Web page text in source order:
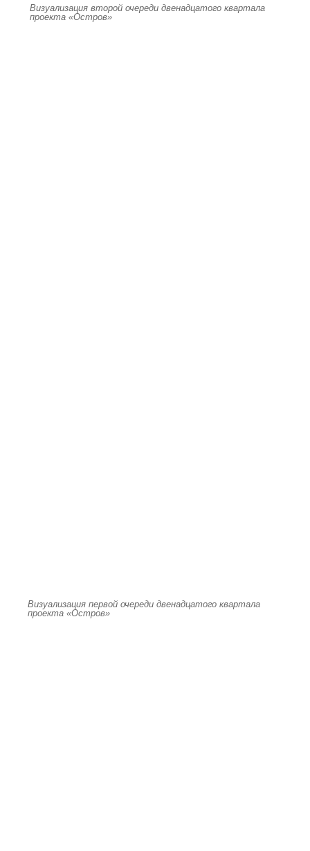
Визуализация второй очереди двенадцатого квартала
проекта «Остров»
Визуализация первой очереди двенадцатого квартала
проекта «Остров»